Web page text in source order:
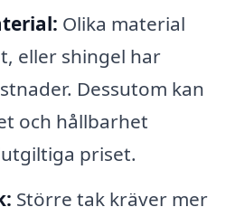
Olika material
eller shingel har
Dessutom kan
och hållbarhet
priset.
Större tak kräver mer